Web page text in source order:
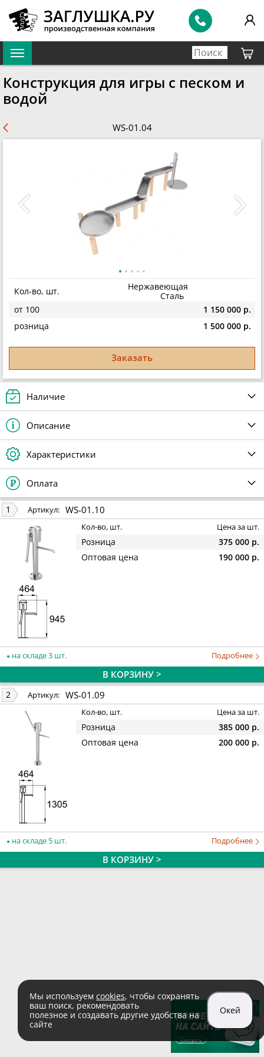
Конструкция для игры с песком и
водой
WS-01.04
Кол-во, шт.
Нержавеющая
Сталь
от 100
1 150 000 р.
розница
1 500 000 р.
Заказать
Наличие
Описание
Характеристики
Оплата
1 Артикул: WS-01.10
Кол-во, шт. Цена за шт.
Розница
375 000 р.
Оптовая цена
190 000 р.
на складе 3 шт. Подробнее
В КОРЗИНУ >
2 Артикул: WS-01.09
Кол-во, шт. Цена за шт.
Розница
385 000 р.
Оптовая цена
200 000 р.
на складе 5 шт. Подробнее
В КОРЗИНУ >
Мы используем cookies, чтобы сохранять
ваш поиск, рекомендовать
полезное и создавать другие удобства на
сайте
Окей